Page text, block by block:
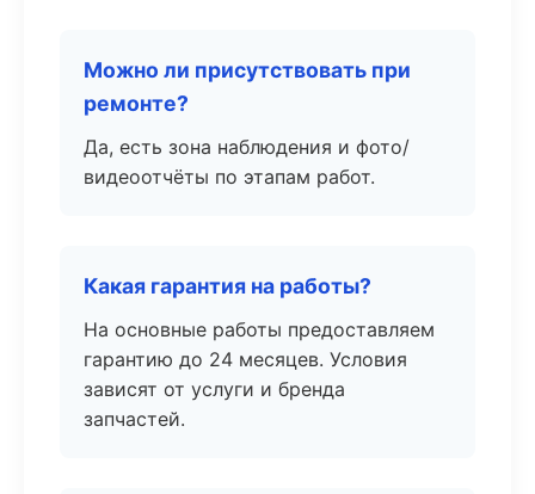
Можно ли присутствовать при
ремонте?
Да, есть зона наблюдения и фото/
видеоотчёты по этапам работ.
Какая гарантия на работы?
На основные работы предоставляем
гарантию до 24 месяцев. Условия
зависят от услуги и бренда
запчастей.